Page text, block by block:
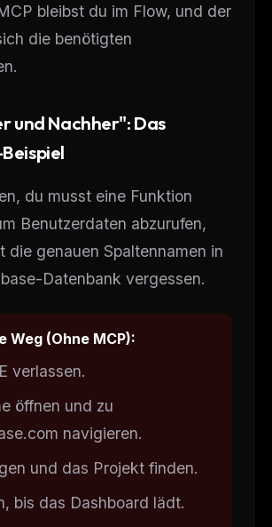
bleibst du im Flow, und der
die benötigten
und Nachher": Das
du musst eine Funktion
Benutzerdaten abzurufen,
die genauen Spaltennamen in
Datenbank vergessen.
Weg (Ohne MCP):
verlassen.
öffnen und zu
navigieren.
und das Projekt finden.
bis das Dashboard lädt.